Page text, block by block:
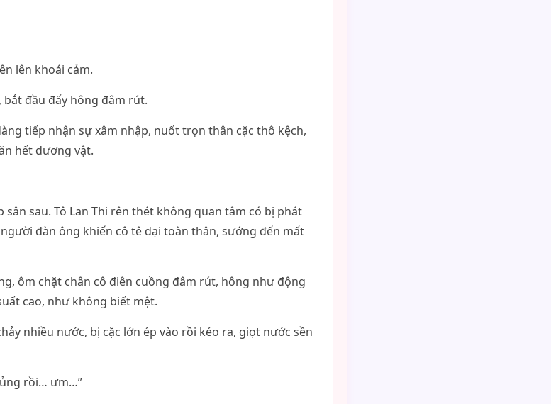
lên khoái cảm.
bắt đầu đẩy hông đâm rút.
tiếp nhận sự xâm nhập, nuốt trọn thân cặc thô kệch,
hết dương vật.
sân sau. Tô Lan Thi rên thét không quan tâm có bị phát
đàn ông khiến cô tê dại toàn thân, sướng đến mất
ôm chặt chân cô điên cuồng đâm rút, hông như động
cao, như không biết mệt.
nhiều nước, bị cặc lớn ép vào rồi kéo ra, giọt nước sền
rồi… ưm…”